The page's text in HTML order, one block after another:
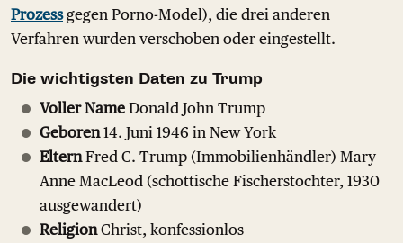
Prozessgegen Porno-Model), die drei anderen
Verfahren wurden verschoben oder eingestellt.
Die wichtigsten Daten zu Trump
Voller Name Donald John Trump
Geboren14. Juni 1946 in New York
ElternFred C. Trump (Immobilienhändler) Mary
Anne MacLeod (schottische Fischerstochter, 1930
ausgewandert)
ReligionChrist, konfessionlos